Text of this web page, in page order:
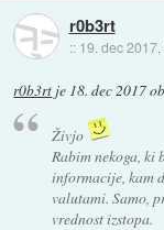
r0b3rt
:: 19. dec 2017,
r0b3rt je 18. dec 2017
Živjo
Rabim nekoga,
informacije, kam
valutami. Samo,
vrednost izstopa.